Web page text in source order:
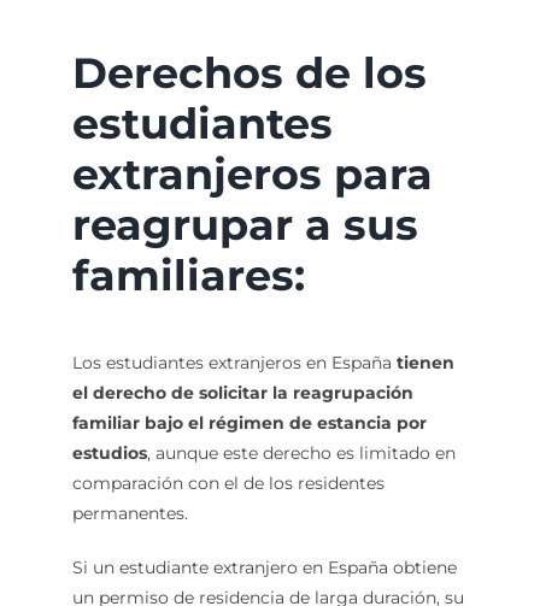
Derechos de los
estudiantes
extranjeros para
reagrupar a sus
familiares:
Los estudiantes extranjeros en España tienen
el derecho de solicitar la reagrupación
familiar bajo el régimen de estancia por
estudios, aunque este derecho es limitado en
comparación con el de los residentes
permanentes.
Si un estudiante extranjero en España obtiene
un permiso de residencia de larga duración, su